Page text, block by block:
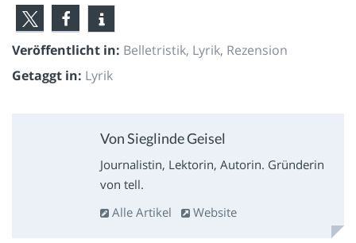
Veröffentlicht in: Belletristik, Lyrik, Rezension
Getaggt in: Lyrik
Von Sieglinde Geisel
Journalistin, Lektorin, Autorin. Gründerin
von tell.
Alle Artikel
Website